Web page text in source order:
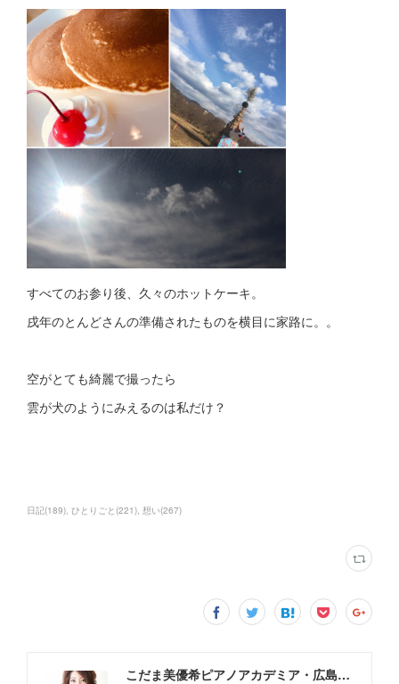
すべてのお参り後、久々のホットケーキ。
戌年のとんどさんの準備されたものを横目に家路に。。
空がとても綺麗で撮ったら
雲が犬のようにみえるのは私だけ？
日記(189) ひとりごと (221) 想い(267)
こだま美優希ピアノアカデミア・広島市中区